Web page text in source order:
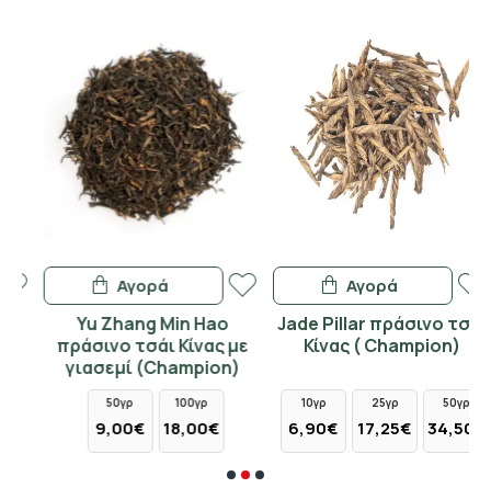
Yu Zhang Min Hao
πράσινο τσάι Κίνας με
γιασεμί (Champion)
50γρ
9,00€
100γρ
18,00€
Αγορά
Jade Pillar πράσινο τσάι
Κίνας ( Champion)
10γρ
6,90€
25γρ
17,25€
50γρ
34,50€
Αγορά